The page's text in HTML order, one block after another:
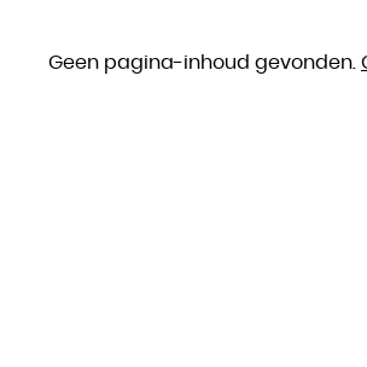
Geen pagina-inhoud gevonden.